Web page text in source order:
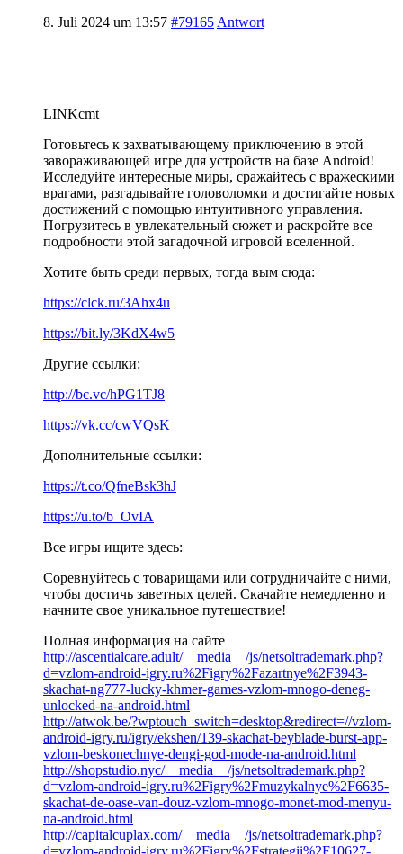
8. Juli 2024 um 13:57 #79165 Antwort
LINKcmt
Готовьтесь к захватывающему приключению в этой
завораживающей игре для устройств на базе Android!
Исследуйте интересные миры, сражайтесь с вражескими
врагами, разгадывайте головоломки и достигайте новых
достижений с помощью интуитивного управления.
Погрузитесь в увлекательный сюжет и раскройте все
подробности этой загадочной игровой вселенной.
Хотите быть среди первых, тогда вым сюда:
https://clck.ru/3Ahx4u
https://bit.ly/3KdX4w5
Другие ссылки:
http://bc.vc/hPG1TJ8
https://vk.cc/cwVQsK
Дополнительные ссылки:
https://t.co/QfneBsk3hJ
https://u.to/b_OvIA
Все игры ищите здесь:
Соревнуйтесь с товарищами или сотрудничайте с ними,
чтобы достичь заветных целей. Скачайте немедленно и
начните свое уникальное путешествие!
Полная информация на сайте
http://ascentialcare.adult/__media__/js/netsoltrademark.php?
d=vzlom-android-igry.ru%2Figry%2Fazartnye%2F3943-
skachat-ng777-lucky-khmer-games-vzlom-mnogo-deneg-
unlocked-na-android.html
http://atwok.be/?wptouch_switch=desktop&redirect=//vzlom-
android-igry.ru/igry/ekshen/139-skachat-beyblade-burst-app-
vzlom-beskonechnye-dengi-god-mode-na-android.html
http://shopstudio.nyc/__media__/js/netsoltrademark.php?
d=vzlom-android-igry.ru%2Figry%2Fmuzykalnye%2F6635-
skachat-de-oase-van-douz-vzlom-mnogo-monet-mod-menyu-
na-android.html
http://capitalcuplax.com/__media__/js/netsoltrademark.php?
d=vzlom-android-igry.ru%2Figry%2Fstrategii%2F10627-